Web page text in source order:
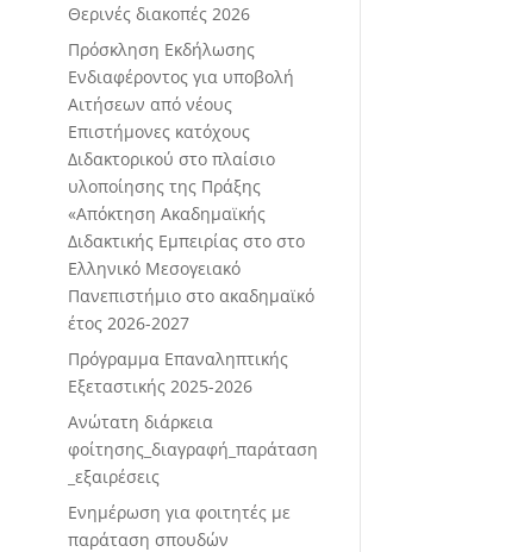
Θερινές διακοπές 2026
Πρόσκληση Εκδήλωσης
Ενδιαφέροντος για υποβολή
Αιτήσεων από νέους
Επιστήμονες κατόχους
Διδακτορικού στο πλαίσιο
υλοποίησης της Πράξης
«Απόκτηση Ακαδημαϊκής
Διδακτικής Εμπειρίας στο στο
Ελληνικό Μεσογειακό
Πανεπιστήμιο στο ακαδημαϊκό
έτος 2026-2027
Πρόγραμμα Επαναληπτικής
Εξεταστικής 2025-2026
Ανώτατη διάρκεια
φοίτησης_διαγραφή_παράταση
_εξαιρέσεις
Ενημέρωση για φοιτητές με
παράταση σπουδών